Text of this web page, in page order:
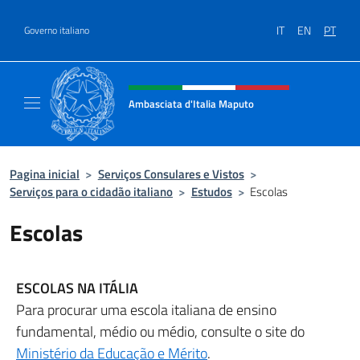
Governo italiano IT EN PT
Site, social e cabeçalho do menu
Ambasciata d'Italia Maputo
Pagina inicial > Serviços Consulares e Vistos >
Serviços para o cidadão italiano > Estudos > Escolas
Escolas
ESCOLAS NA ITÁLIA
Para procurar uma escola italiana de ensino
fundamental, médio ou médio, consulte o site do
Ministério da Educação e Mérito.